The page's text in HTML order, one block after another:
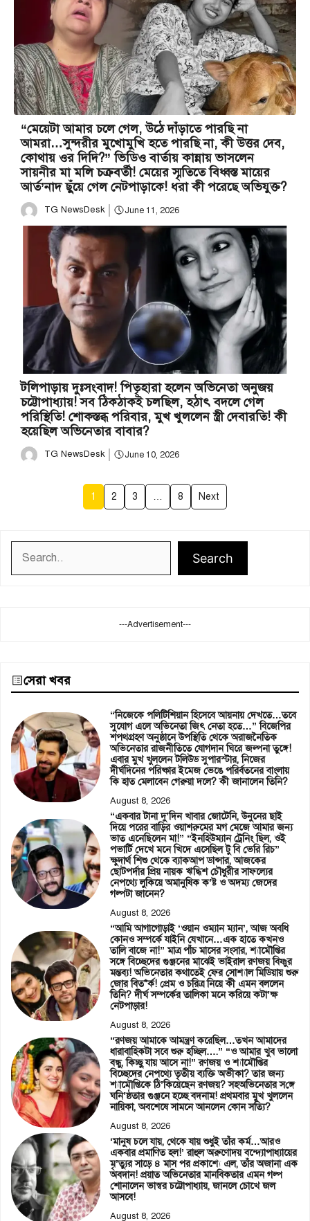
“মেয়েটা আমার চলে গেল, উঠে দাঁড়াতে পারছি না
আমরা…সুন্দরীর মুখোমুখি হতে পারছি না, কী উত্তর দেব,
কোথায় ওর দিদি?” ভিডিও বার্তায় কান্নায় ভাসলেন
সায়নীর মা মলি চক্রবর্তী! মেয়ের স্মৃতিতে বিধ্বস্ত মায়ের
আর্ত’নাদ ছুঁয়ে গেল নেটপাড়াকে! ধরা কী পরেছে অভিযুক্ত?
TG NewsDesk June 11, 2026
টলিপাড়ায় দুঃসংবাদ! পিতৃহারা হলেন অভিনেতা অনুজয়
চট্টোপাধ্যায়! সব ঠিকঠাকই চলছিল, হঠাৎ বদলে গেল
পরিস্থিতি! শোকস্তব্ধ পরিবার, মুখ খুললেন স্ত্রী দেবারতি! কী
হয়েছিল অভিনেতার বাবার?
TG NewsDesk June 10, 2026
1 2 3 … 8 Next
Search
---Advertisement---
সেরা খবর
“নিজেকে পলিটিশিয়ান হিসেবে আয়নায় দেখতে…তবে
সুযোগ এলে অভিনেতা জিৎ নেতা হতে…” বিজেপির
শপথগ্রহণ অনুষ্ঠানে উপস্থিতি থেকে অরাজনৈতিক
অভিনেতার রাজনীতিতে যোগদান ঘিরে জল্পনা তুঙ্গে!
এবার মুখ খুললেন টলিউড সুপারস্টার, নিজের
দীর্ঘদিনের পরিষ্কার ইমেজ ভেঙে পরির্বতনের বাংলায়
কি হাত মেলাবেন গেরুয়া দলে? কী জানালেন তিনি?
August 8, 2026
“একবার টানা দু’দিন খাবার জোটেনি, উনুনের ছাই
দিয়ে পরের বাড়ির ওয়াশরুমের মগ মেজে আমার জন্য
ভাত এনেছিলেন মা!” “ইনহিউম্যান ট্রেনিং ছিল, ওই
পভার্টি দেখে মনে খিদে এসেছিল টু বি ভেরি রিচ”
ক্ষুদার্থ শিশু থেকে ব্যাকআপ ডান্সার, আজকের
ছোটপর্দার প্রিয় নায়ক ঋদ্ধিশ চৌধুরীর সাফল্যের
নেপথ্যে লুকিয়ে অমানুষিক ক’ষ্ট ও অদম্য জেদের
গল্পটা জানেন?
August 8, 2026
“আমি আগাগোড়াই ‘ওয়ান ওম্যান ম্যান’, আজ অবধি
কোনও সম্পর্কে যাইনি যেখানে…এক হাতে কখনও
তালি বাজে না!” মাত্র পাঁচ মাসের সংসার, শ্যামৌপ্তির
সঙ্গে বিচ্ছেদের গুঞ্জনের মাঝেই ভাইরাল রণজয় বিষ্ণুর
মন্তব্য! অভিনেতার কথাতেই ফের সোশ্যাল মিডিয়ায় শুরু
জোর বিত*র্ক! প্রেম ও চরিত্র নিয়ে কী এমন বললেন
তিনি? দীর্ঘ সম্পর্কের তালিকা মনে করিয়ে কটা’ক্ষ
নেটপাড়ার!
August 8, 2026
“রণজয় আমাকে আমন্ত্রণ করেছিল…তখন আমাদের
ধারাবাহিকটা সবে শুরু হচ্ছিল….” “ও আমার খুব ভালো
বন্ধু, কিচ্ছু যায় আসে না!” রণজয় ও শ্যামৌপ্তির
বিচ্ছেদের নেপথ্যে তৃতীয় ব্যক্তি অভীকা? তার জন্য
শ্যামৌপ্তিকে ঠি’কিয়েছেন রণজয়? সহঅভিনেতার সঙ্গে
ঘনি’ষ্ঠতার গুঞ্জনে হচ্ছে বদনাম! প্রথমবার মুখ খুললেন
নায়িকা, অবশেষে সামনে আনলেন কোন সত্যি?
August 8, 2026
‘মানুষ চলে যায়, থেকে যায় শুধুই তাঁর কর্ম…আরও
একবার প্রমাণিত হল!’ রাহুল অরুণোদয় বন্দ্যোপাধ্যায়ের
মৃ’ত্যুর সাড়ে ৪ মাস পর প্রকাশ্যে এল, তাঁর অজানা এক
অবদান! প্রয়াত অভিনেতার মানবিকতার এমন গল্প
শোনালেন ভাস্বর চট্টোপাধ্যায়, জানলে চোখে জল
আসবে!
August 8, 2026